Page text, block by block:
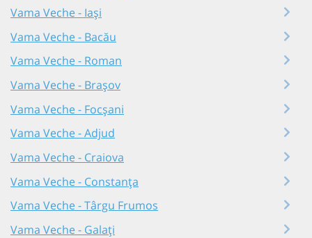
Vama Veche - Iași
Vama Veche - Bacău
Vama Veche - Roman
Vama Veche - Brașov
Vama Veche - Focșani
Vama Veche - Adjud
Vama Veche - Craiova
Vama Veche - Constanța
Vama Veche - Târgu Frumos
Vama Veche - Galați